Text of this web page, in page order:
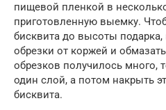
пищевой пленкой в
приготовленную выемку.
бисквита до высоты
обрезки от коржей и
обрезков получилось много,
один слой, а потом накрыть
бисквита.